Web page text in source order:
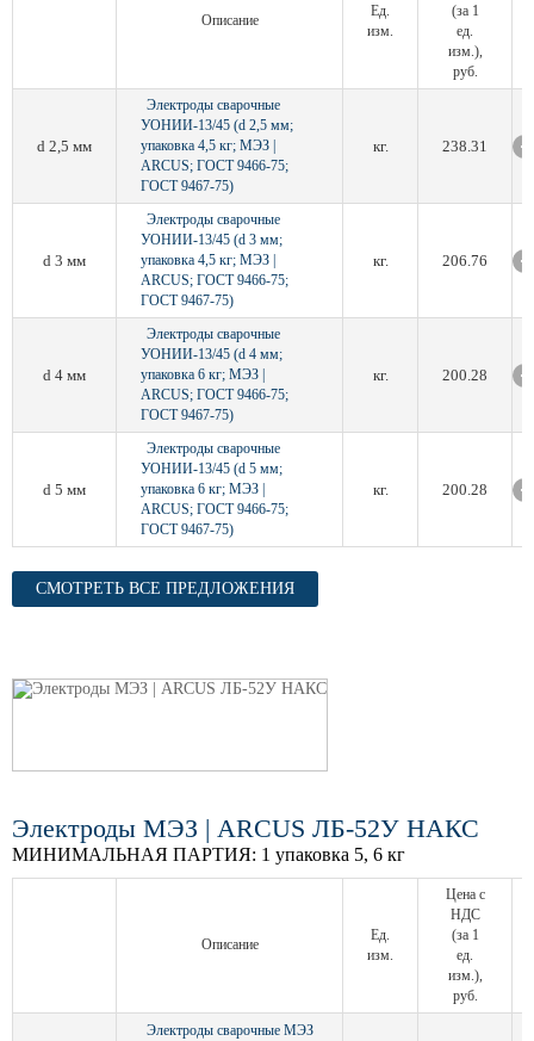
Описание
Ед.
изм.
(за 1
ед.
изм.),
руб.
d 2,5 мм
Электроды сварочные
УОНИИ-13/45 (d 2,5 мм;
упаковка 4,5 кг; МЭЗ |
ARCUS; ГОСТ 9466-75;
ГОСТ 9467-75)
кг. 238.31
d 3 мм
Электроды сварочные
УОНИИ-13/45 (d 3 мм;
упаковка 4,5 кг; МЭЗ |
ARCUS; ГОСТ 9466-75;
ГОСТ 9467-75)
кг. 206.76
d 4 мм
Электроды сварочные
УОНИИ-13/45 (d 4 мм;
упаковка 6 кг; МЭЗ |
ARCUS; ГОСТ 9466-75;
ГОСТ 9467-75)
кг. 200.28
d 5 мм
Электроды сварочные
УОНИИ-13/45 (d 5 мм;
упаковка 6 кг; МЭЗ |
ARCUS; ГОСТ 9466-75;
ГОСТ 9467-75)
кг. 200.28
СМОТРЕТЬ ВСЕ ПРЕДЛОЖЕНИЯ
Электроды МЭЗ | ARCUS ЛБ-52У НАКС
МИНИМАЛЬНАЯ ПАРТИЯ: 1 упаковка 5, 6 кг
Описание
Ед.
изм.
Цена с
НДС
(за 1
ед.
изм.),
руб.
Электроды сварочные МЭЗ